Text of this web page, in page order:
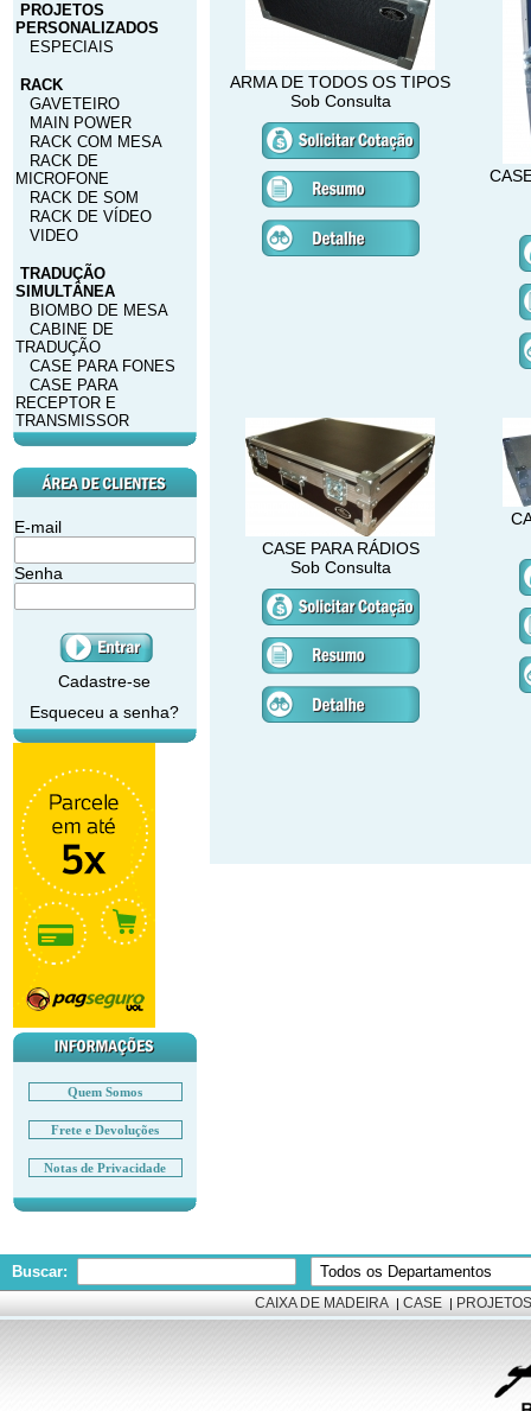
PROJETOS
PERSONALIZADOS
ESPECIAIS
RACK
GAVETEIRO
MAIN POWER
RACK COM MESA
RACK DE
MICROFONE
RACK DE SOM
RACK DE VÍDEO
VIDEO
TRADUÇÃO
SIMULTÂNEA
BIOMBO DE MESA
CABINE DE
TRADUÇÃO
CASE PARA FONES
CASE PARA
RECEPTOR E
TRANSMISSOR
E-mail
Senha
Cadastre-se
Esqueceu a senha?
Quem Somos
Frete e Devoluções
Notas de Privacidade
ARMA DE TODOS OS TIPOS
Sob Consulta
CASE PARA RÁDIOS
Sob Consulta
Buscar:
CAIXA DE MADEIRA |CASE |